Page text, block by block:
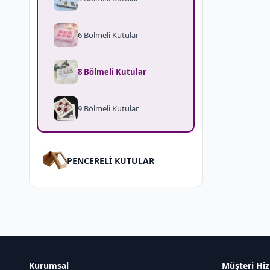
6 Bölmeli Kutular
8 Bölmeli Kutular
9 Bölmeli Kutular
PENCERELİ KUTULAR
Kurumsal Müşteri